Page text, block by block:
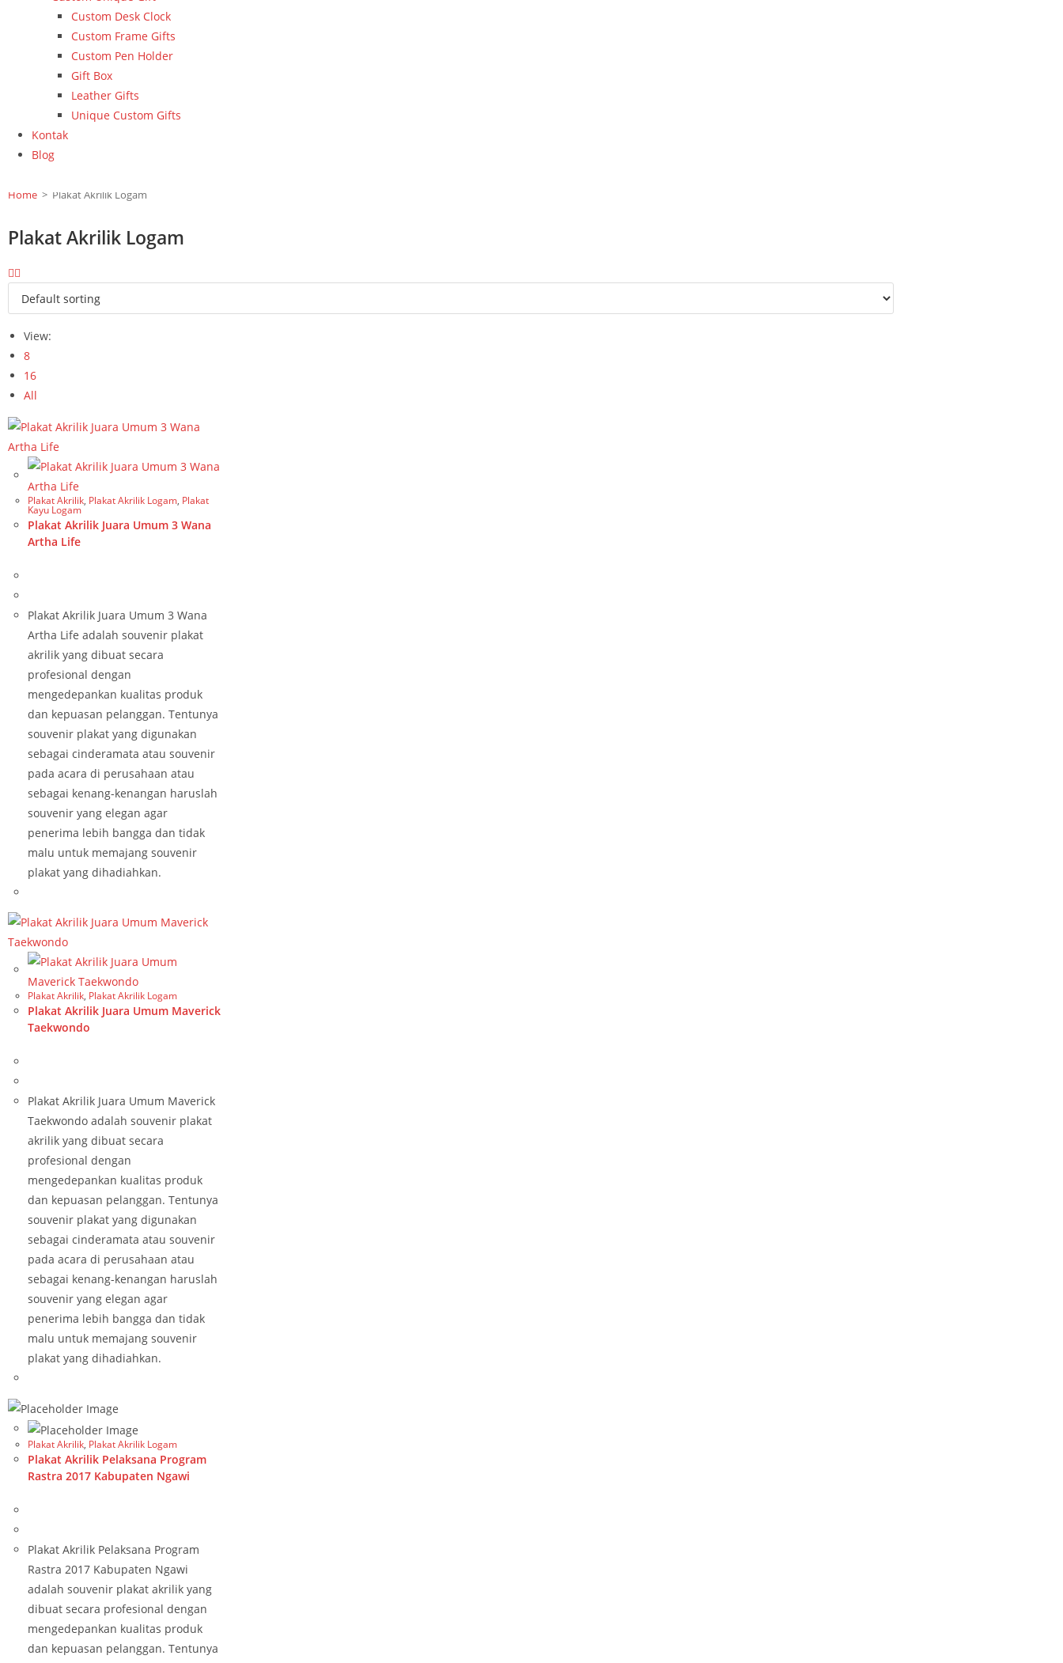
Custom Desk Clock
Custom Frame Gifts
Custom Pen Holder
Gift Box
Leather Gifts
Unique Custom Gifts
Kontak
Blog
Home > Plakat Akrilik Logam
Plakat Akrilik Logam
View:
8
16
All
Plakat Akrilik, Plakat Akrilik Logam, Plakat
Kayu Logam
Plakat Akrilik Juara Umum 3 Wana
Artha Life
Plakat Akrilik Juara Umum 3 Wana
Artha Life adalah souvenir plakat
akrilik yang dibuat secara
profesional dengan
mengedepankan kualitas produk
dan kepuasan pelanggan. Tentunya
souvenir plakat yang digunakan
sebagai cinderamata atau souvenir
pada acara di perusahaan atau
sebagai kenang-kenangan haruslah
souvenir yang elegan agar
penerima lebih bangga dan tidak
malu untuk memajang souvenir
plakat yang dihadiahkan.
Plakat Akrilik, Plakat Akrilik Logam
Plakat Akrilik Juara Umum Maverick
Taekwondo
Plakat Akrilik Juara Umum Maverick
Taekwondo adalah souvenir plakat
akrilik yang dibuat secara
profesional dengan
mengedepankan kualitas produk
dan kepuasan pelanggan. Tentunya
souvenir plakat yang digunakan
sebagai cinderamata atau souvenir
pada acara di perusahaan atau
sebagai kenang-kenangan haruslah
souvenir yang elegan agar
penerima lebih bangga dan tidak
malu untuk memajang souvenir
plakat yang dihadiahkan.
Plakat Akrilik, Plakat Akrilik Logam
Plakat Akrilik Pelaksana Program
Rastra 2017 Kabupaten Ngawi
Plakat Akrilik Pelaksana Program
Rastra 2017 Kabupaten Ngawi
adalah souvenir plakat akrilik yang
dibuat secara profesional dengan
mengedepankan kualitas produk
dan kepuasan pelanggan. Tentunya